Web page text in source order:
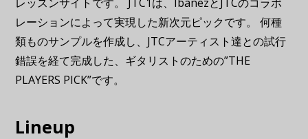
レーションによって実現した新次元ピックです。 何種
類ものサンプルを作成し、JTCアーティスト達との試行
錯誤を経て完成した、ギタリストのための”THE
PLAYERS PICK”です。
Lineup